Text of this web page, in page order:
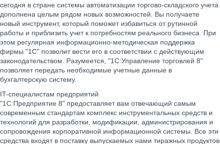
сегодня в стране системы автоматизации торгово-складского учета
дополнена целым рядом новых возможностей. Вы получаете
новый инструмент, который поможет избавиться от рутинной
работы и приблизить учет к потребностям реального бизнеса. При
этом регулярная информационно-методическая поддержка
фирмы "1С" позволит вести его в соответствии с действующим
законодательством. Разумеется, "1С:Управление торговлей 8"
позволяет передать необходимые учетные данные в
бухгалтерскую систему.
IT-специалистам предприятий
"1С:Предприятие 8" предоставляет вам отвечающий самым
современным стандартам комплекс инструментальных средств и
технологий для разработки, модификации, администрирования и
сопровождения корпоративной информационной системы. Все эти
средства входят в поставку выпускаемых нами тиражных продуктов